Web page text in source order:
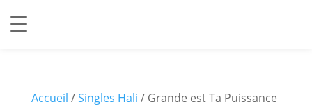
Accueil /Singles Hali / Grande est Ta Puissance